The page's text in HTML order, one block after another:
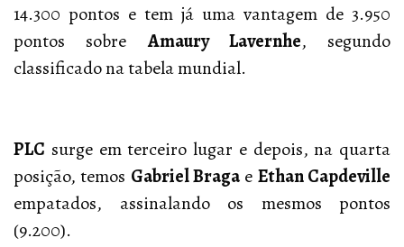
14.300 pontos e tem já uma vantagem de 3.950
pontos sobreAmaury Lavernhe, segundo
classificado na tabela mundial.
PLC surge em terceiro lugar e depois, na quarta
posição, temos Gabriel Braga e Ethan Capdeville
empatados, assinalando os mesmos pontos
(9.200).